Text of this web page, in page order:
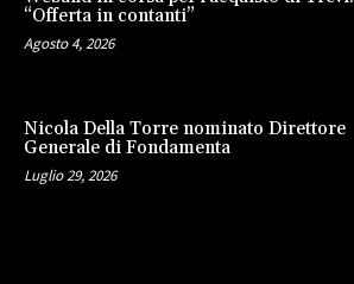
“Offerta in contanti”
Agosto 4, 2026
Nicola Della Torre nominato Direttore
Generale di Fondamenta
Luglio 29, 2026